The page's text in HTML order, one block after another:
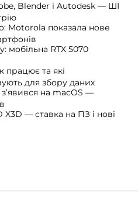
Blender і Autodesk — ШІ
Motorola показала нове
мобільна RTX 5070
працює та які
для збору даних
на macOS —
X3D — ставка на ПЗ і нові